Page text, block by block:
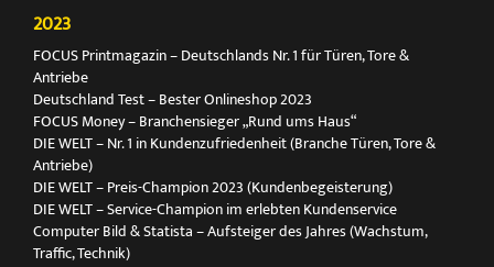
2023
FOCUS Printmagazin – Deutschlands Nr. 1 für Türen, Tore &
Antriebe
Deutschland Test – Bester Onlineshop 2023
FOCUS Money – Branchensieger „Rund ums Haus“
DIE WELT – Nr. 1 in Kundenzufriedenheit (Branche Türen, Tore &
Antriebe)
DIE WELT – Preis-Champion 2023 (Kundenbegeisterung)
DIE WELT – Service-Champion im erlebten Kundenservice
Computer Bild & Statista – Aufsteiger des Jahres (Wachstum,
Traffic, Technik)